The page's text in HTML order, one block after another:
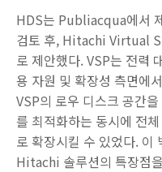
HDS는 Publiacqua에서
검토 후, Hitachi Virtual
로 제안했다. VSP는 전력
용 자원 및 확장성 측면에
VSP의 로우 디스크 공간
를 최적화하는 동시에 전
로 확장시킬 수 있었다.
Hitachi 솔루션의 특장점